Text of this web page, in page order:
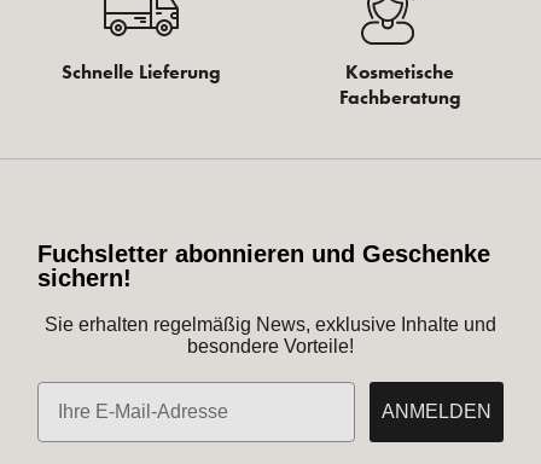
Schnelle Lieferung
Kosmetische
Fachberatung
Fuchsletter abonnieren und Geschenke
sichern!
Sie erhalten regelmäßig News, exklusive Inhalte und
besondere Vorteile!
E-Mail
ANMELDEN